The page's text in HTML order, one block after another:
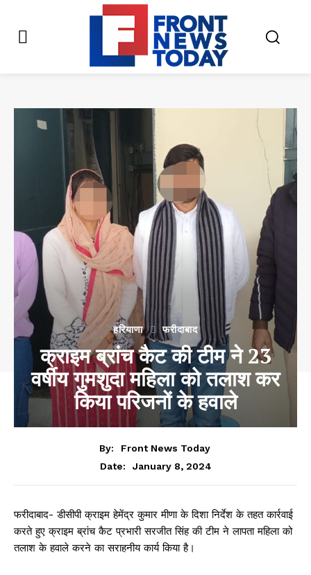
हरियाणा फरीदाबाद
क्राइम ब्रांच कैट की टीम ने 23
वर्षीय गुमशुदा महिला को तलाश कर
किया परिजनों के हवाले
By:
Front News Today
Date:
January 8, 2024
फरीदाबाद- डीसीपी क्राइम हेमेंद्र कुमार मीणा के दिशा निर्देश के तहत कार्रवाई
करते हुए क्राइम ब्रांच कैट प्रभारी सरजीत सिंह की टीम ने लापता महिला को
तलाश के हवाले करने का सराहनीय कार्य किया है।